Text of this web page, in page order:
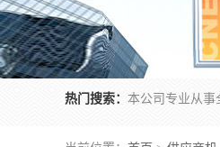
热门搜索：